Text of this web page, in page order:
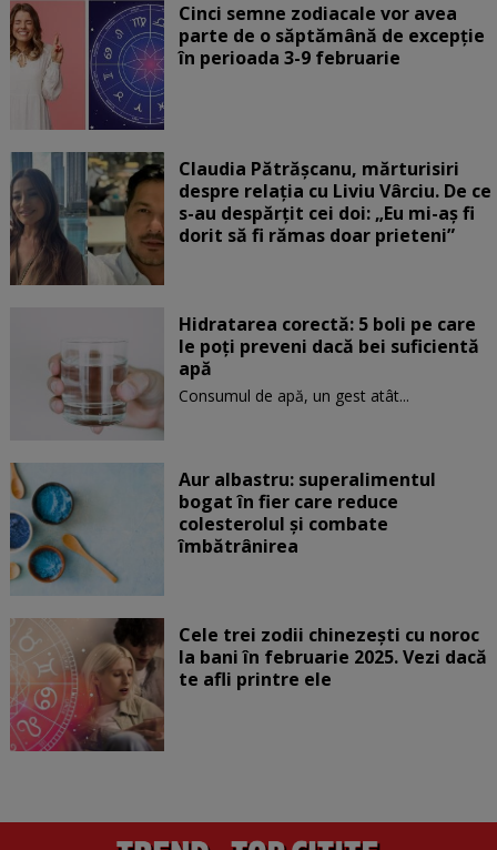
Cinci semne zodiacale vor avea
parte de o săptămână de excepție
în perioada 3-9 februarie
Claudia Pătrășcanu, mărturisiri
despre relația cu Liviu Vârciu. De ce
s-au despărțit cei doi: „Eu mi-aș fi
dorit să fi rămas doar prieteni”
Hidratarea corectă: 5 boli pe care
le poți preveni dacă bei suficientă
apă
Consumul de apă, un gest atât...
Aur albastru: superalimentul
bogat în fier care reduce
colesterolul și combate
îmbătrânirea
Cele trei zodii chinezești cu noroc
la bani în februarie 2025. Vezi dacă
te afli printre ele